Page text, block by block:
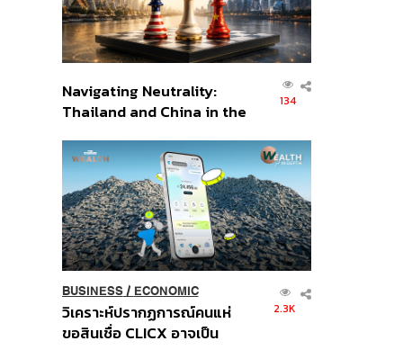
Navigating Neutrality:
Thailand and China in the
Order
134
BUSINESS/ ECONOMIC
วิเคราะห์ปรากฏการณ์คนแห่
ขอสินเชื่อ CLICX อาจเป็น
2.3K